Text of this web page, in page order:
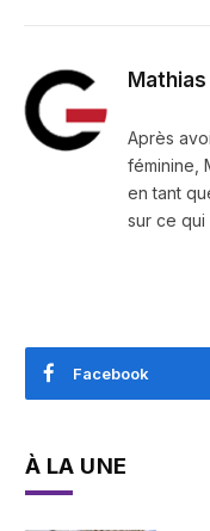
Après
féminine,
en tant
sur ce qui
Facebook
À LA UNE